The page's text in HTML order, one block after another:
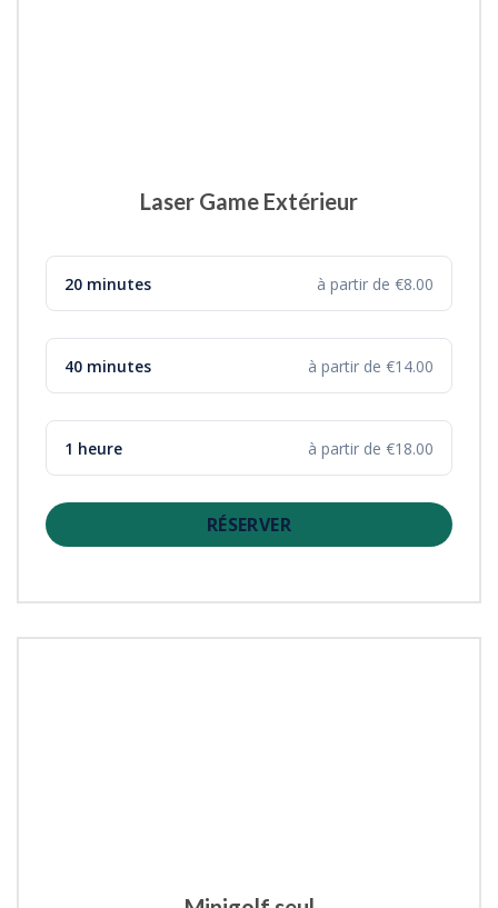
Laser Game Extérieur
20 minutes à partir de €8.00
40 minutes à partir de €14.00
1 heure à partir de €18.00
RÉSERVER